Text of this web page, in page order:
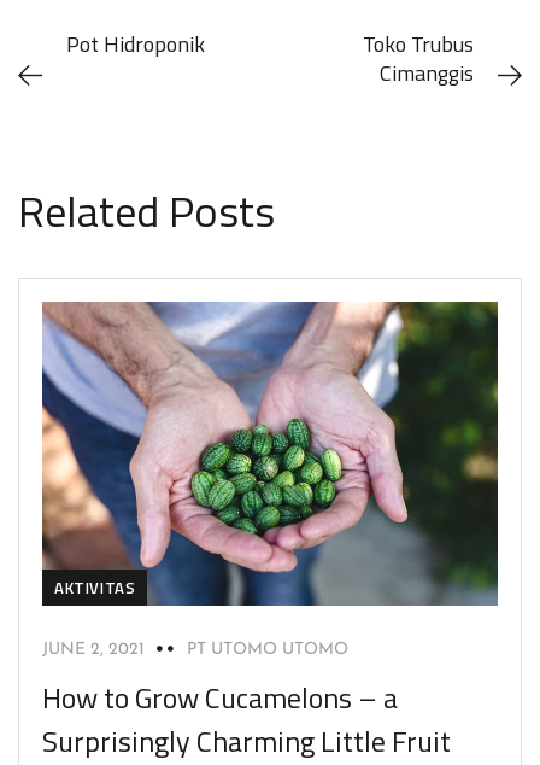
Pot Hidroponik
Toko Trubus
Cimanggis
Related Posts
AKTIVITAS
JUNE 2, 2021 PT UTOMO UTOMO
How to Grow Cucamelons – a
Surprisingly Charming Little Fruit